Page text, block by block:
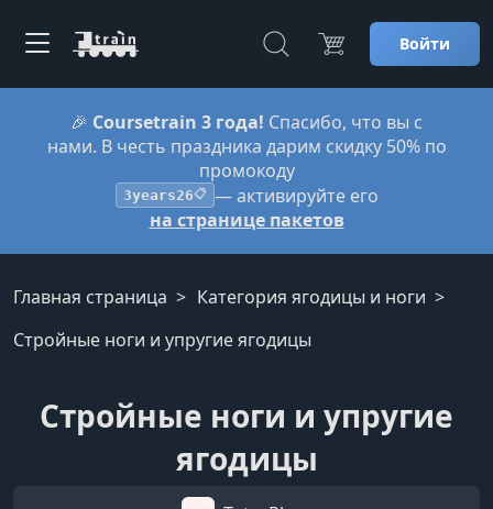
Войти
🎉 Coursetrain 3 года! Спасибо, что вы с
нами. В честь праздника дарим скидку 50% по
промокоду
3years26📋 — активируйте его
на странице пакетов
Главная страница
Категория ягодицы и ноги
Стройные ноги и упругие ягодицы
Стройные ноги и упругие
ягодицы